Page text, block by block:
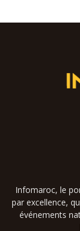
Infomaroc, le
par excellence,
événements